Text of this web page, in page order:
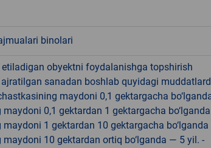
binolari
obyektni foydalanishga topshirish
sanadan boshlab quyidagi
maydoni 0,1 gektargacha
0,1 gektardan 1 gektargacha
1 gektardan 10 gektargacha
10 gektardan ortiq bo‘lganda — 5 yil. -